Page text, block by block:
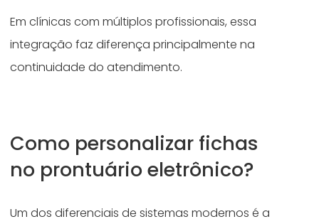
Em clínicas com múltiplos profissionais, essa
integração faz diferença principalmente na
continuidade do atendimento.
Como personalizar fichas
no prontuário eletrônico?
Um dos diferenciais de sistemas modernos é a